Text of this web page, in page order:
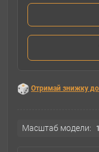
Отримай знижку до
Масштаб модели: